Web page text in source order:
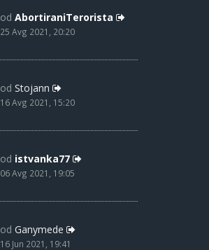
od AbortiraniTerorista
25 Avg 2021, 20:20
od Stojann
16 Avg 2021, 15:20
od istvanka77
06 Avg 2021, 19:05
od Ganymede
16 Jun 2021, 19:41